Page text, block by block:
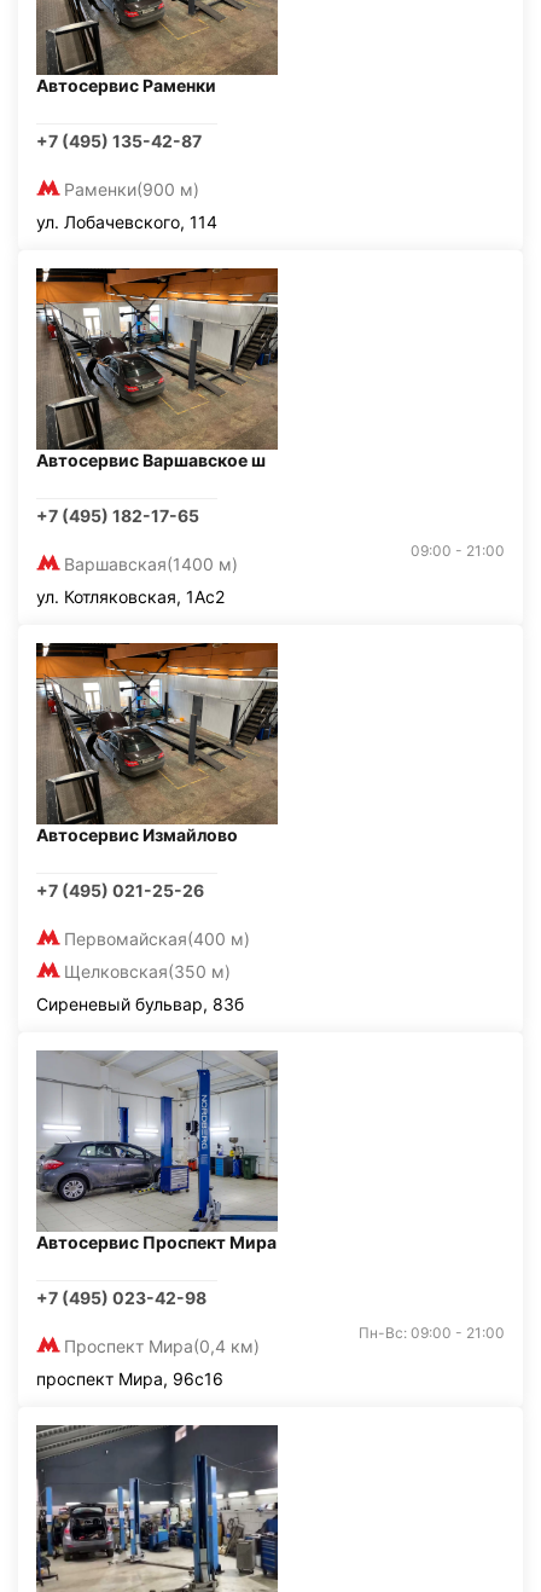
Автосервис Раменки
+7 (495) 135-42-87
Раменки(900 м)
ул. Лобачевского, 114
Автосервис Варшавское ш
+7 (495) 182-17-65
Варшавская(1400 м)
09:00 - 21:00
ул. Котляковская, 1Ас2
Автосервис Измайлово
+7 (495) 021-25-26
Первомайская(400 м)
Щелковская(350 м)
Сиреневый бульвар, 83б
Автосервис Проспект Мира
+7 (495) 023-42-98
Проспект Мира(0,4 км)
Пн-Вс: 09:00 - 21:00
проспект Мира, 96с16